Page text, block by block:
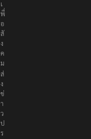
า
ง
เ
พื่
อ
สั
ง
ค
ม
ส่
ง
ข่
า
ว